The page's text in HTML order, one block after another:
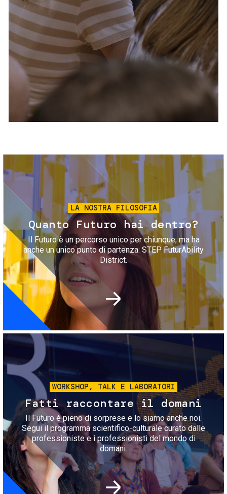
Servizi e accessibilità
Contatti
FAQ
Biglietti
Immagine
LA NOSTRA FILOSOFIA
Quanto Futuro hai dentro?
Il Futuro è un percorso unico per chiunque, ma ha
anche un unico punto di partenza: STEP FuturAbility
District.
Immagine
WORKSHOP, TALK E LABORATORI
Fatti raccontare il domani
Il Futuro è pieno di sorprese e lo siamo anche noi.
Segui il programma scientifico-culturale curato dalle
professioniste e i professionisti del mondo di
domani.